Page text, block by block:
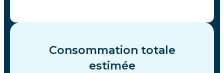
Consommation totale
estimée